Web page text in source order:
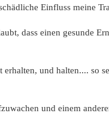
Einfluss meine
dass einen gesunde
und halten.... so
und einem